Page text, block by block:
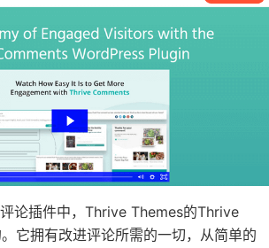
论插件中， Thrive Themes的Thrive
它拥有改进评论所需的一切，从简单的